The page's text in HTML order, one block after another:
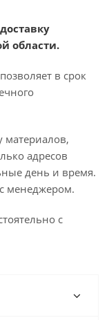
области.
в срок
материалов,
адресов
день и время.
менеджером.
с